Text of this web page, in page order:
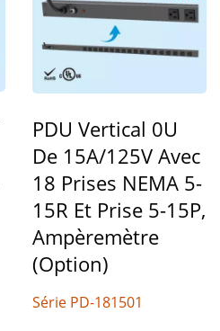
PDU Vertical 0U
De 15A/125V Avec
18 Prises NEMA 5-
15R Et Prise 5-15P,
Ampèremètre
(option)
Série PD-181501